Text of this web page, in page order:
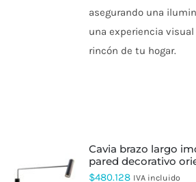
asegurando una
una experiencia
rincón de tu hogar.
cavia brazo largo imdi – aplique de
pared decorativo
$480.128 IVA incluido